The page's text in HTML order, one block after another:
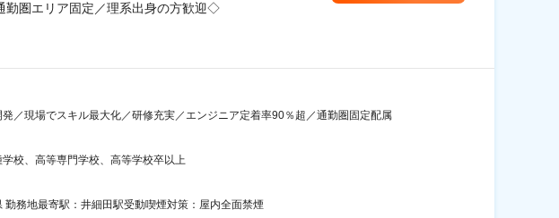
勤圏エリア固定／理系出身の方歓迎◇
／現場でスキル最大化／研修充実／エンジニア定着率90％超／通勤圏固定配属
校、高等専門学校、高等学校卒以上
務地最寄駅：井細田駅受動喫煙対策：屋内全面禁煙